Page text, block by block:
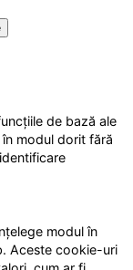
de bază ale
modul dorit fără
modul în
Aceste cookie-uri